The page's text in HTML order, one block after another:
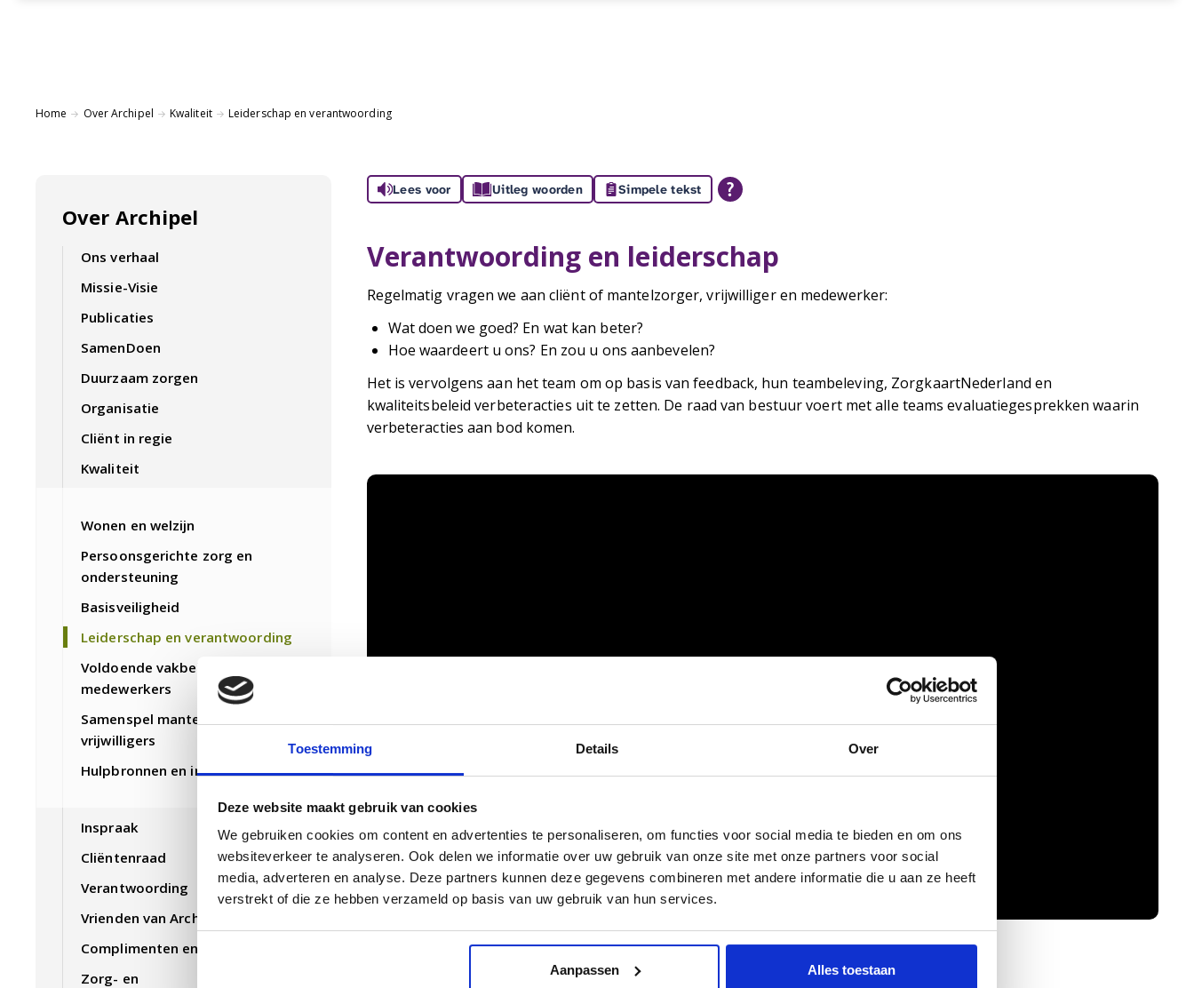
Toestemming Details Over
Deze website maakt gebruik van cookies
We gebruiken cookies om content en advertenties te personaliseren, om functies voor social media te bieden en om ons
websiteverkeer te analyseren. Ook delen we informatie over uw gebruik van onze site met onze partners voor social
media, adverteren en analyse. Deze partners kunnen deze gegevens combineren met andere informatie die u aan ze heeft
verstrekt of die ze hebben verzameld op basis van uw gebruik van hun services.
Aanpassen Alles toestaan
Home Over Archipel Kwaliteit Leiderschap en verantwoording
Over Archipel
Ons verhaal
Missie-Visie
Publicaties
SamenDoen
Duurzaam zorgen
Organisatie
Cliënt in regie
Kwaliteit
Wonen en welzijn
Persoonsgerichte zorg en
ondersteuning
Basisveiligheid
Leiderschap en verantwoording
Voldoende vakbekwame
medewerkers
Samenspel mantelzorgers en
vrijwilligers
Hulpbronnen en informatie
Inspraak
Cliëntenraad
Verantwoording
Vrienden van Archipel
Complimenten en klachten
Zorg- en
Lees voor Uitleg woorden Simpele tekst
Verantwoording en leiderschap
Regelmatig vragen we aan cliënt of mantelzorger, vrijwilliger en medewerker:
Wat doen we goed? En wat kan beter?
Hoe waardeert u ons? En zou u ons aanbevelen?
Het is vervolgens aan het team om op basis van feedback, hun teambeleving, ZorgkaartNederland en
kwaliteitsbeleid verbeteracties uit te zetten. De raad van bestuur voert met alle teams evaluatiegesprekken waarin
verbeteracties aan bod komen.